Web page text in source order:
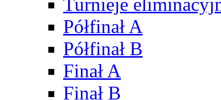
Półfinał A
Półfinał B
Finał A
Finał B